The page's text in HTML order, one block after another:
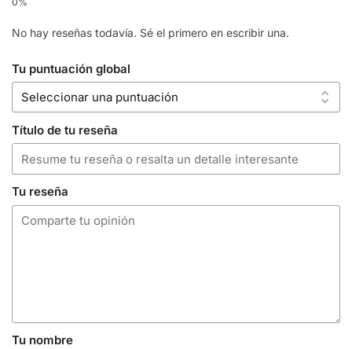
No hay reseñas todavía. Sé el primero en escribir una.
Tu puntuación global
Título de tu reseña
Tu reseña
Tu nombre